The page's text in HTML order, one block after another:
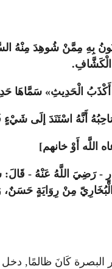
بِهِ مِمَّنْ شُوهِدَ مِنْهُ
الْكَشَّافِ.
الْحَدِيثِ» سَمَّاهَا
أَنَّهُ اسْتَنَدَ إلَى
اللَّه أَوْ خانهم]
رَضِيَ اللَّهُ عَنْهُ - قَالَ:
مِنْ رِوَايَةٍ حَسَنٌ،
البصرة كَانَ ظالمًا,